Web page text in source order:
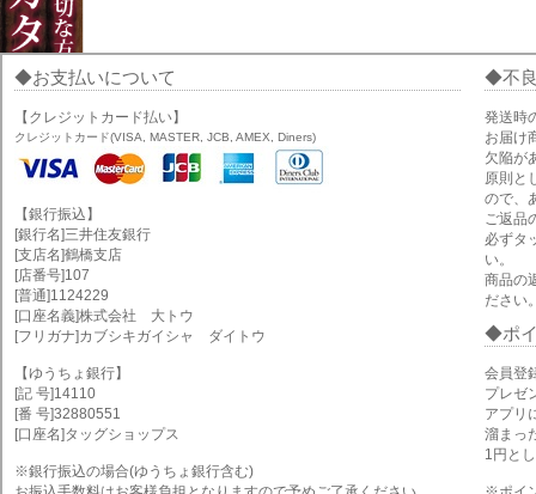
お支払いについて
【クレジットカード払い】
クレジットカード(VISA, MASTER, JCB, AMEX, Diners)
【銀行振込】
[銀行名]三井住友銀行
[支店名]鶴橋支店
[店番号]107
[普通]1124229
[口座名義]株式会社 大トウ
[フリガナ]カブシキガイシャ ダイトウ
【ゆうちょ銀行】
[記 号]14110
[番 号]32880551
[口座名]タッグショップス
※銀行振込の場合(ゆうちょ銀行含む)
不
発送時
お届け
欠陥が
原則と
ので、
ご返品
必ずタ
い。
商品の
ださい
ポ
会員登
プレゼ
アプリ
溜まっ
1円と